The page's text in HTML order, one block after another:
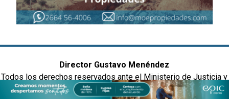
Director Gustavo Menéndez
Todos los derechos reservados ante el Ministerio de Justicia y
Derechos Humanos